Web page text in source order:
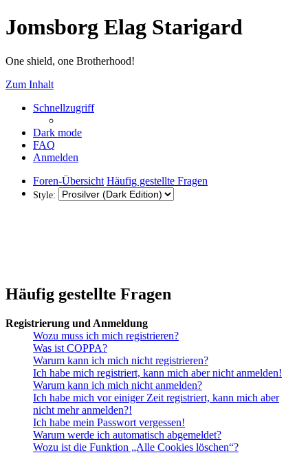
Jomsborg Elag Starigard
One shield, one Brotherhood!
Zum Inhalt
Schnellzugriff
Dark mode
FAQ
Anmelden
Foren-Übersicht Häufig gestellte Fragen
Style:
Häufig gestellte Fragen
Registrierung und Anmeldung
Wozu muss ich mich registrieren?
Was ist COPPA?
Warum kann ich mich nicht registrieren?
Ich habe mich registriert, kann mich aber nicht anmelden!
Warum kann ich mich nicht anmelden?
Ich habe mich vor einiger Zeit registriert, kann mich aber
nicht mehr anmelden?!
Ich habe mein Passwort vergessen!
Warum werde ich automatisch abgemeldet?
Wozu ist die Funktion „Alle Cookies löschen“?